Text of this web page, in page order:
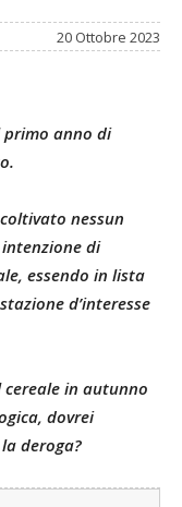
20 Ottobre 2023
primo anno di
nessun
di
essendo in lista
d’interesse
cereale in autunno
dovrei
deroga?